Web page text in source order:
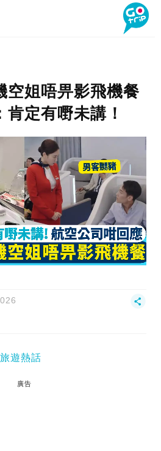
空姐唔畀影飛機餐
肯定有嘢未講！
旅遊熱話
廣告